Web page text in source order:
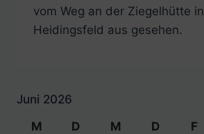
vom Weg an der Ziegelhütte in
Heidingsfeld aus gesehen.
Juni 2026
M
D M D F